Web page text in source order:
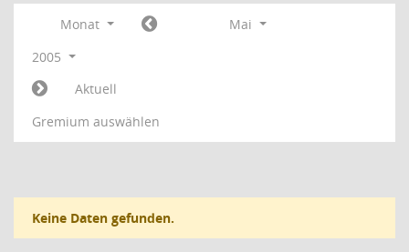
Monat
Mai
2005
Aktuell
Gremium auswählen
Keine Daten gefunden.